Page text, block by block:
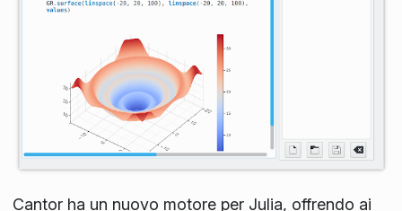
Cantor ha un nuovo motore per Julia, offrendo ai